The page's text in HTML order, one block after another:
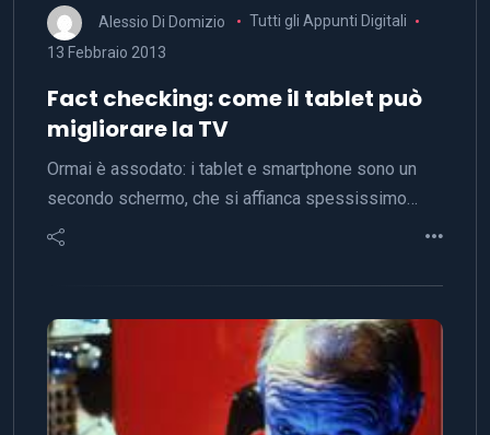
Alessio Di Domizio
Tutti gli Appunti Digitali
13 Febbraio 2013
Fact checking: come il tablet può
migliorare la TV
Ormai è assodato: i tablet e smartphone sono un
secondo schermo, che si affianca spessissimo…